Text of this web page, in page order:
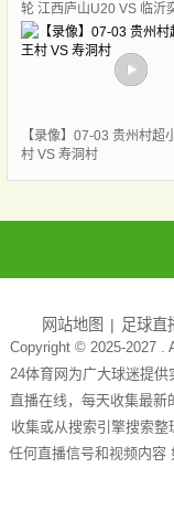
轮 江西庐山U20 VS 临沂
【录像】07-03 贵州村超
村 VS 寿洞村
网站地图 足球直
Copyright © 2025-2027 .
24体育网为广大球迷提
直播在线，每天收集最新
收集或从搜索引擎搜索
任何直播信号和视频内容